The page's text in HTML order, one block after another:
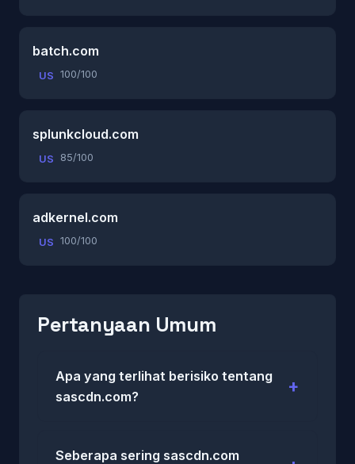
batch.com
US 100/100
splunkcloud.com
US 85/100
adkernel.com
US 100/100
Pertanyaan Umum
Apa yang terlihat berisiko tentang
sascdn.com?
Seberapa sering sascdn.com